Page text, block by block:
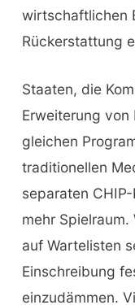
wirtschaftlichen
Rückerstattung
Staaten, die
Erweiterung
gleichen
traditionellen
separaten
mehr
auf Wartelisten
Einschreibung
einzudämmen.